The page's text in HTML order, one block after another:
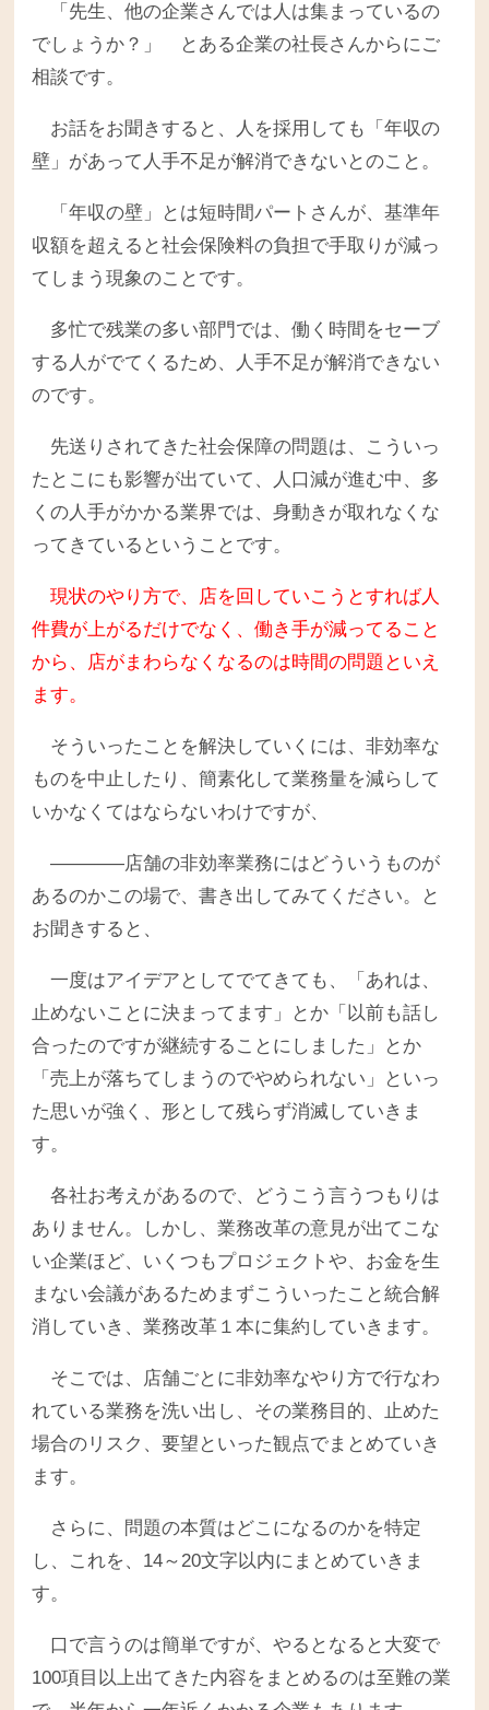
「先生、他の企業さんでは人は集まっているの
でしょうか？」 とある企業の社長さんからにご
相談です。
お話をお聞きすると、人を採用しても「年収の
壁」があって人手不足が解消できないとのこと。
「年収の壁」とは短時間パートさんが、基準年
収額を超えると社会保険料の負担で手取りが減っ
てしまう現象のことです。
多忙で残業の多い部門では、働く時間をセーブ
する人がでてくるため、人手不足が解消できない
のです。
先送りされてきた社会保障の問題は、こういっ
たとこにも影響が出ていて、人口減が進む中、多
くの人手がかかる業界では、身動きが取れなくな
ってきているということです。
現状のやり方で、店を回していこうとすれば人
件費が上がるだけでなく、働き手が減ってること
から、店がまわらなくなるのは時間の問題といえ
ます。
そういったことを解決していくには、非効率な
ものを中止したり、簡素化して業務量を減らして
いかなくてはならないわけですが、
――――店舗の非効率業務にはどういうものが
あるのかこの場で、書き出してみてください。と
お聞きすると、
一度はアイデアとしてでてきても、「あれは、
止めないことに決まってます」とか「以前も話し
合ったのですが継続することにしました」とか
「売上が落ちてしまうのでやめられない」といっ
た思いが強く、形として残らず消滅していきま
す。
各社お考えがあるので、どうこう言うつもりは
ありません。しかし、業務改革の意見が出てこな
い企業ほど、いくつもプロジェクトや、お金を生
まない会議があるためまずこういったこと統合解
消していき、業務改革１本に集約していきます。
そこでは、店舗ごとに非効率なやり方で行なわ
れている業務を洗い出し、その業務目的、止めた
場合のリスク、要望といった観点でまとめていき
ます。
さらに、問題の本質はどこになるのかを特定
し、これを、14～20文字以内にまとめていきま
す。
口で言うのは簡単ですが、やるとなると大変で
100項目以上出てきた内容をまとめるのは至難の業